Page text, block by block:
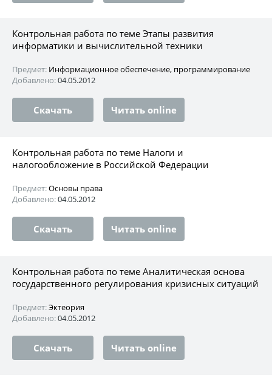
Контрольная работа по теме Этапы развития
информатики и вычислительной техники
Предмет: Информационное обеспечение, программирование
Добавлено:04.05.2012
Скачать Читать online
Контрольная работа по теме Налоги и
налогообложение в Российской Федерации
Предмет:Основы права
Добавлено:04.05.2012
Скачать Читать online
Контрольная работа по теме Аналитическая основа
государственного регулирования кризисных ситуаций
Предмет:Эктеория
Добавлено:04.05.2012
Скачать Читать online